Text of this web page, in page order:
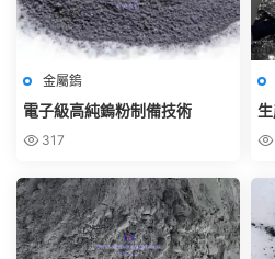
金屬鎢
電子級高純鎢粉制備技術
317